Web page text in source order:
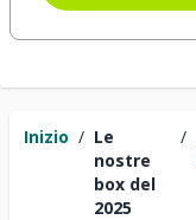
Inizio / Le
nostre
box del
2025
/